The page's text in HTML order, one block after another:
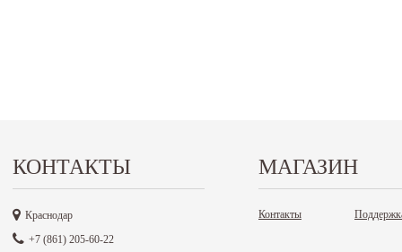
КОНТАКТЫ
Краснодар
+7 (861) 205-60-22
МАГАЗИН
Контакты